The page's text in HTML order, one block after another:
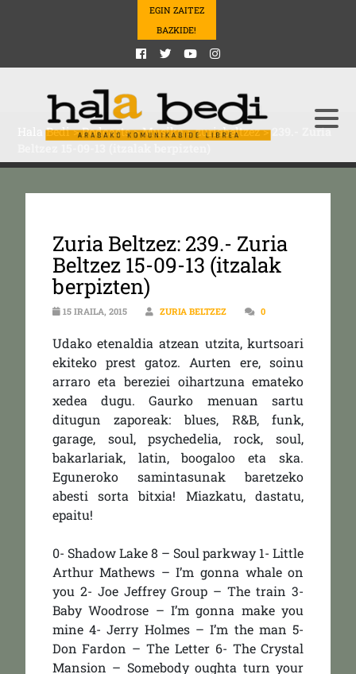
EGIN ZAITEZ
BAZKIDE!
Hala Bedi>Podcasts>Musika>zuriabeltzez> 239.- Zuria
Zuria Beltzez: 239.- Zuria
Beltzez 15-09-13 (itzalak
berpizten)
15 IRAILA, 2015 ZURIA BELTZEZ 0
Udako etenaldia atzean utzita, kurtsoari
ekiteko prest gatoz. Aurten ere, soinu
arraro eta bereziei oihartzuna emateko
xedea dugu. Gaurko menuan sartu
ditugun zaporeak: blues, R&B, funk,
garage, soul, psychedelia, rock, soul,
bakarlariak, latin, boogaloo eta ska.
Eguneroko samintasunak baretzeko
abesti sorta bitxia! Miazkatu, dastatu,
epaitu!
0- Shadow Lake 8 – Soul parkway 1- Little
Arthur Mathews – I’m gonna whale on
you 2- Joe Jeffrey Group – The train 3-
Baby Woodrose – I’m gonna make you
mine 4- Jerry Holmes – I’m the man 5-
Don Fardon – The Letter 6- The Crystal
Mansion – Somebody oughta turn your